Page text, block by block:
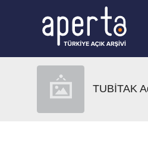
TUBİTAK